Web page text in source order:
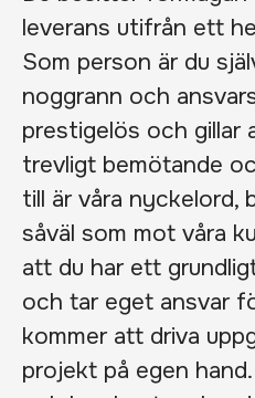
leverans utifrån ett
Som person är du
noggrann och
prestigelös och gillar
trevligt bemötande
till är våra nyckelord,
såväl som mot våra
att du har ett
och tar eget ansvar
kommer att driva
projekt på egen